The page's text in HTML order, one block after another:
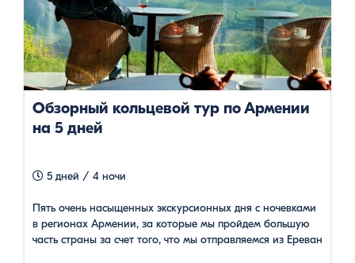
Обзорный кольцевой тур по Армении
на 5 дней
5 дней / 4 ночи
Пять очень насыщенных экскурсионных дня с ночевками
в регионах Армении, за которые мы пройдем большую
часть страны за счет того, что мы отправляемся из Ереван